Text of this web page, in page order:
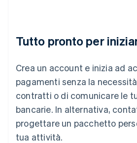
Tutto pronto per
Crea un account e inizia ad
pagamenti senza la
contratti o di comunicare le
bancarie. In alternativa,
progettare un pacchetto
tua attività.
Lituania
Lussemburgo
Deutsch English
Malaysia
English 简体中文
Malta
Messico
EspañolEnglish